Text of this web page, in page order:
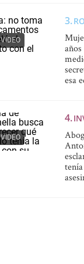
VIDEO
esa
VIDEO